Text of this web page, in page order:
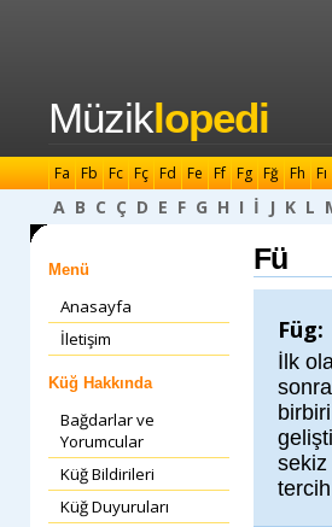
Müziklopedi
Fa Fb Fc Fç Fd Fe Ff Fg Fğ Fh Fı
A B C Ç D E F G H I İ J K L
Menü
Anasayfa
İletişim
Küğ Hakkında
Bağdarlar ve
Yorumcular
Küğ Bildirileri
Küğ Duyuruları
Fü
Füg:
İlk
sekiz